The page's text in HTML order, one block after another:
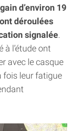
gain d’environ 19
déroulées
signalée.
l’étude ont
avec le casque
fois leur fatigue